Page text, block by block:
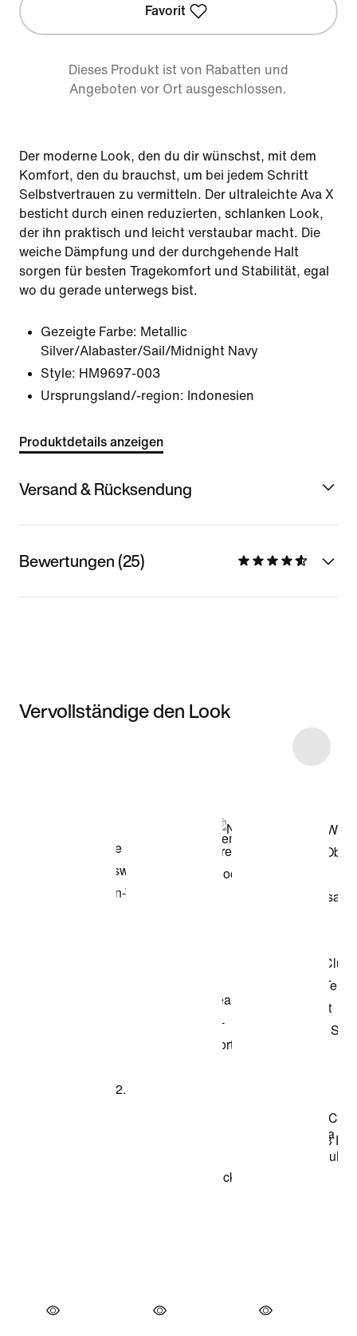
Favorit
Dieses Produkt ist von Rabatten und
Angeboten vor Ort ausgeschlossen.
Der moderne Look, den du dir wünschst, mit dem
Komfort, den du brauchst, um bei jedem Schritt
Selbstvertrauen zu vermitteln. Der ultraleichte Ava X
besticht durch einen reduzierten, schlanken Look,
der ihn praktisch und leicht verstaubar macht. Die
weiche Dämpfung und der durchgehende Halt
sorgen für besten Tragekomfort und Stabilität, egal
wo du gerade unterwegs bist.
Gezeigte Farbe: Metallic
Silver/Alabaster/Sail/Midnight Navy
Style: HM9697-003
Ursprungsland/-region: Indonesien
Produktdetails anzeigen
Versand & Rücksendung
Bewertungen (25)
Vervollständige den Look